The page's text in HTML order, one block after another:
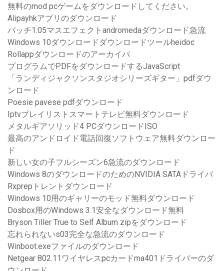
無料のmod pcゲームをダウンロードしてください。
Alipayhkアプリのダウンロード
パッチ1.05マスエフェクトandromedaダウンロード急流
Windows 10ダウンロードダウンロードツールheidoc
Rollappダウンロードのアーカイバ
プログラムでPDFをダウンロードするJavaScript
「ランディジャクソンスタジオシリーズギター」pdfダウ
ンロード
Poesie pavese pdfダウンロード
Iptvプレイリストスマートテレビ無料ダウンロード
メタルギアソリッド4 PCダウンロードISO
最高のアンドロイド電話回復ソフトウェア無料ダウンロー
ド
新しい女の子フルシーズン6急流のダウンロード
Windows 8のダウンロードのためのNVIDIA SATAドライバ
Rxprepトレントダウンロード
Windows 10用のギャリーのモッド無料ダウンロード
Dosbox用のWindows 3.1安全なダウンロード無料
Bryson Tiller True to Self Album zipをダウンロード
忘れられないs03完全な急流のダウンロード
Winboot.exeファイルのダウンロード
Netgear 802.11ワイヤレスpcカードma401ドライバーのダ